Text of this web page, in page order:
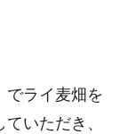
でライ麦畑を
いただき、